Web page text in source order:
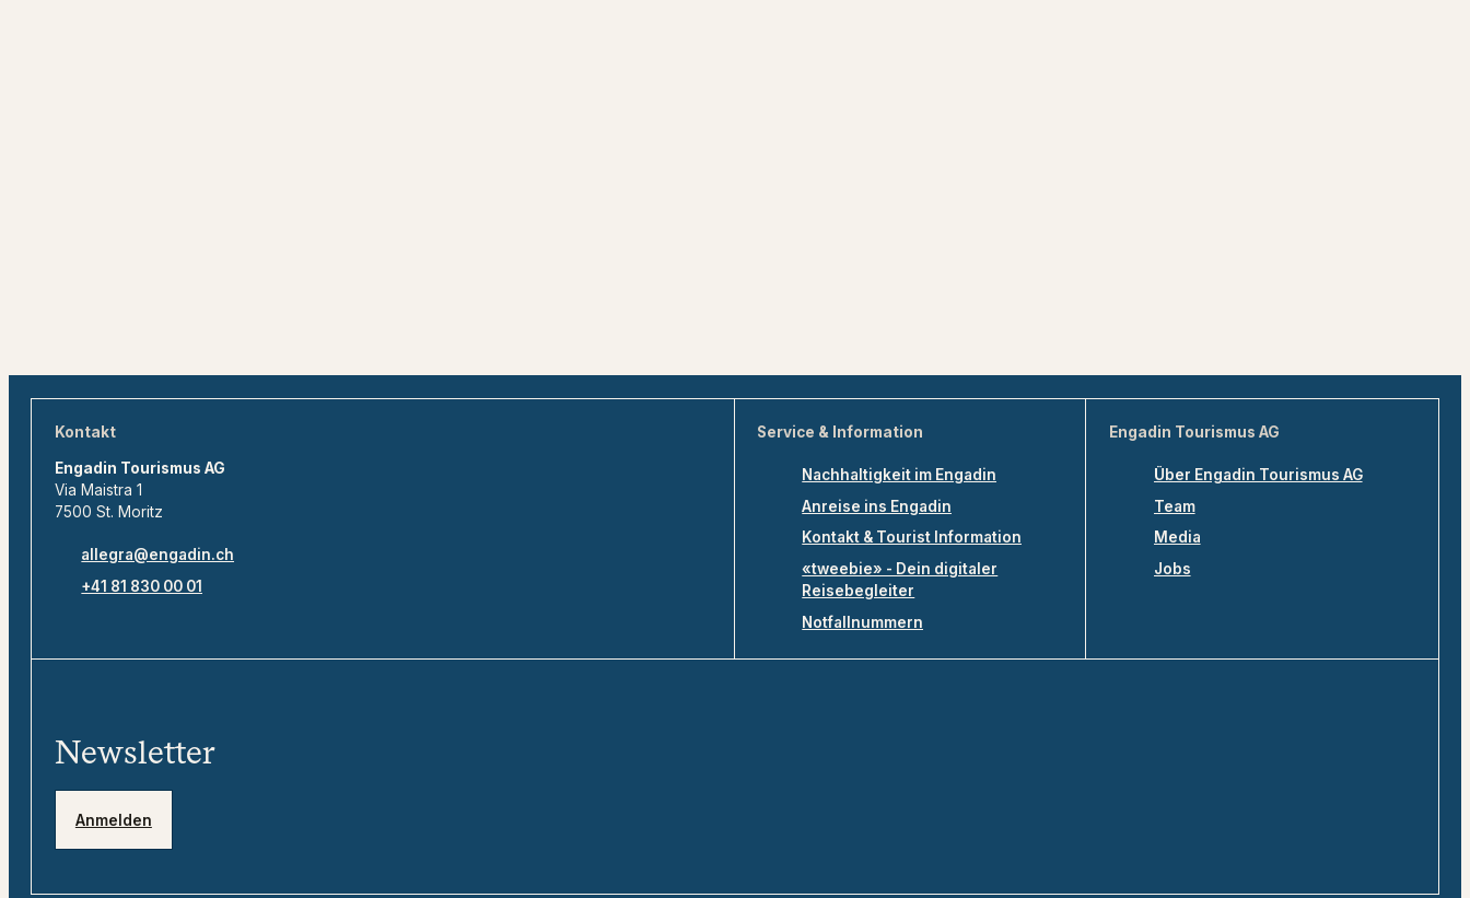
Kontakt
Engadin Tourismus AG
Via Maistra 1
7500 St. Moritz
allegra@engadin.ch
+41 81 830 00 01
Service & Information
Nachhaltigkeit im Engadin
Anreise ins Engadin
Kontakt & Tourist Information
«tweebie» - Dein digitaler
Reisebegleiter
Notfallnummern
Engadin Tourismus AG
Über Engadin Tourismus AG
Team
Media
Jobs
Newsletter
Anmelden